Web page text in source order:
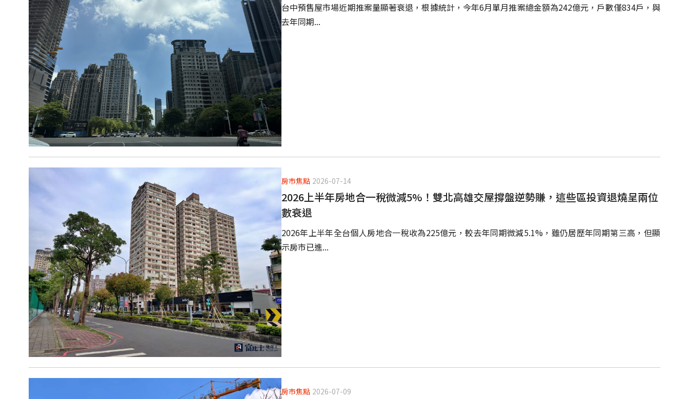
台中預售屋市場近期推案量顯著衰退，根據統計，今年6月單月推案總金額為242億元，戶數僅834戶，與
去年同期...
房市焦點 2026-07-14
2026上半年房地合一稅微減5%！雙北高雄交屋撐盤逆勢賺，這些區投資退燒呈兩位
數衰退
2026年上半年全台個人房地合一稅收為225億元，較去年同期微減5.1%，雖仍居歷年同期第三高，但顯
示房市已進...
房市焦點 2026-07-09